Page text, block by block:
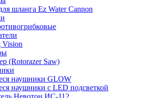
шланга Ez Water Cannon
(Rotorazer Saw)
наушники GLOW
наушники с LED подсветкой
Невотон ИС-112